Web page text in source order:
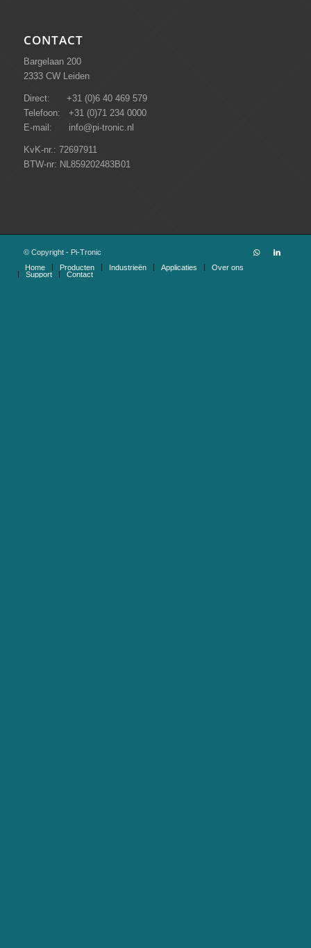
CONTACT
Bargelaan 200
2333 CW Leiden
Direct: +31 (0)6 40 469 579
Telefoon: +31 (0)71 234 0000
E-mail: info@pi-tronic.nl
KvK-nr.: 72697911
BTW-nr: NL859202483B01
© Copyright - Pi-Tronic
Home
Producten Industrieën Applicaties
Over ons
Support
Contact